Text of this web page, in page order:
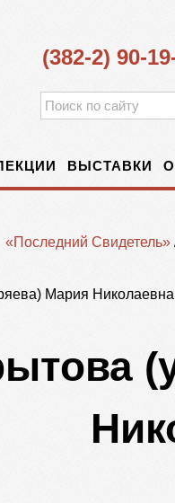
(382-2) 90-
ВЫСТАВКИ
«Последний Свидетель»
Мария Николаевна